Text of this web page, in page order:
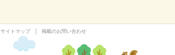
サイトマップ 掲載のお問い合わせ